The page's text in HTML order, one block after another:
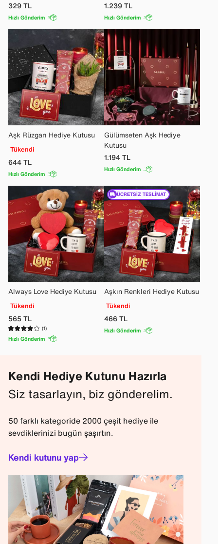
329TL
Hızlı Gönderim
1.239TL
Hızlı Gönderim
Aşk Rüzgarı Hediye Kutusu
Tükendi
644TL
Hızlı Gönderim
Gülümseten Aşk Hediye
Kutusu
1.194TL
Hızlı Gönderim
Always Love Hediye Kutusu
Tükendi
565TL
(1)
Hızlı Gönderim
Aşkın Renkleri Hediye Kutusu
Tükendi
466TL
ÜCRETSIZ TESLIMAT
Hızlı Gönderim
Kendi Hediye Kutunu Hazırla
Siz tasarlayın, biz gönderelim.
50 farklı kategoride 2000 çeşit hediye ile
sevdiklerinizi bugün şaşırtın.
Kendi kutunu yap